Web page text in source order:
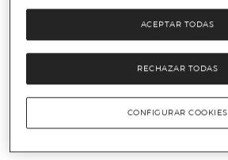
RECHAZAR TODAS
ACEPTAR TODAS
CONFIGURAR COOKIES